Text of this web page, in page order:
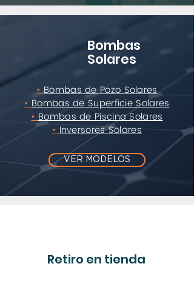
Bombas
Solares
•Bombas de Pozo Solares
•Bombas de Superficie Solares
•Bombas de Piscina Solares
•Inversores Solares
VER MODELOS
Retiro en tienda